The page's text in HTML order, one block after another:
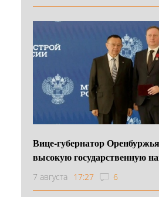
Вице-губернатор
высокую государственную
7 августа 17:27 6